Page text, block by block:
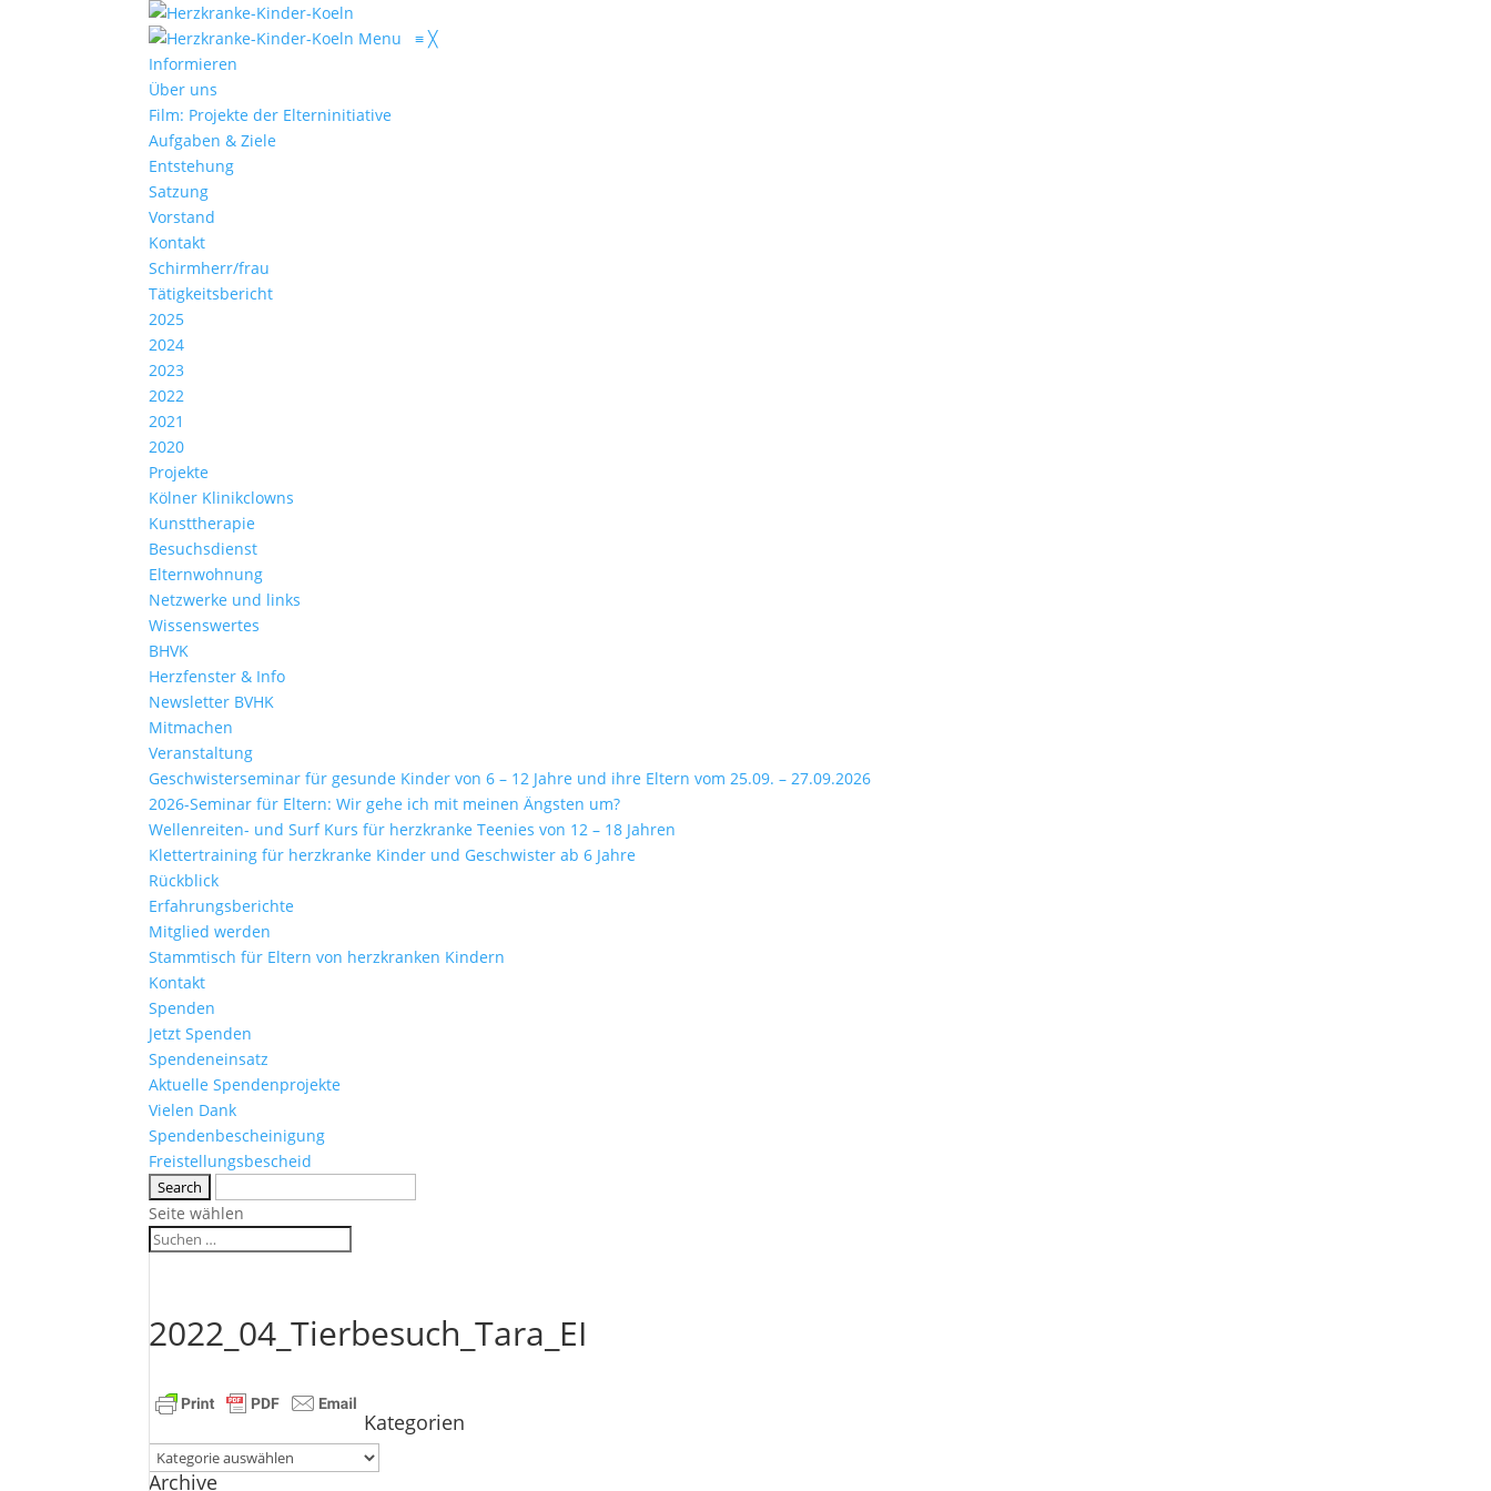
Menu≡ ╳
Informieren
Über uns
Film: Projekte der Elterninitiative
Aufgaben & Ziele
Entstehung
Satzung
Vorstand
Kontakt
Schirmherr/frau
Tätigkeitsbericht
2025
2024
2023
2022
2021
2020
Projekte
Kölner Klinikclowns
Kunsttherapie
Besuchsdienst
Elternwohnung
Netzwerke und links
Wissenswertes
BHVK
Herzfenster & Info
Newsletter BVHK
Mitmachen
Veranstaltung
Geschwisterseminar für gesunde Kinder von 6 – 12 Jahre und ihre Eltern vom 25.09. – 27.09.2026
2026-Seminar für Eltern: Wir gehe ich mit meinen Ängsten um?
Wellenreiten- und Surf Kurs für herzkranke Teenies von 12 – 18 Jahren
Klettertraining für herzkranke Kinder und Geschwister ab 6 Jahre
Rückblick
Erfahrungsberichte
Mitglied werden
Stammtisch für Eltern von herzkranken Kindern
Kontakt
Spenden
Jetzt Spenden
Spendeneinsatz
Aktuelle Spendenprojekte
Vielen Dank
Spendenbescheinigung
Freistellungsbescheid
Seite wählen
2022_04_Tierbesuch_Tara_EI
Kategorien
Kategorien
Archive